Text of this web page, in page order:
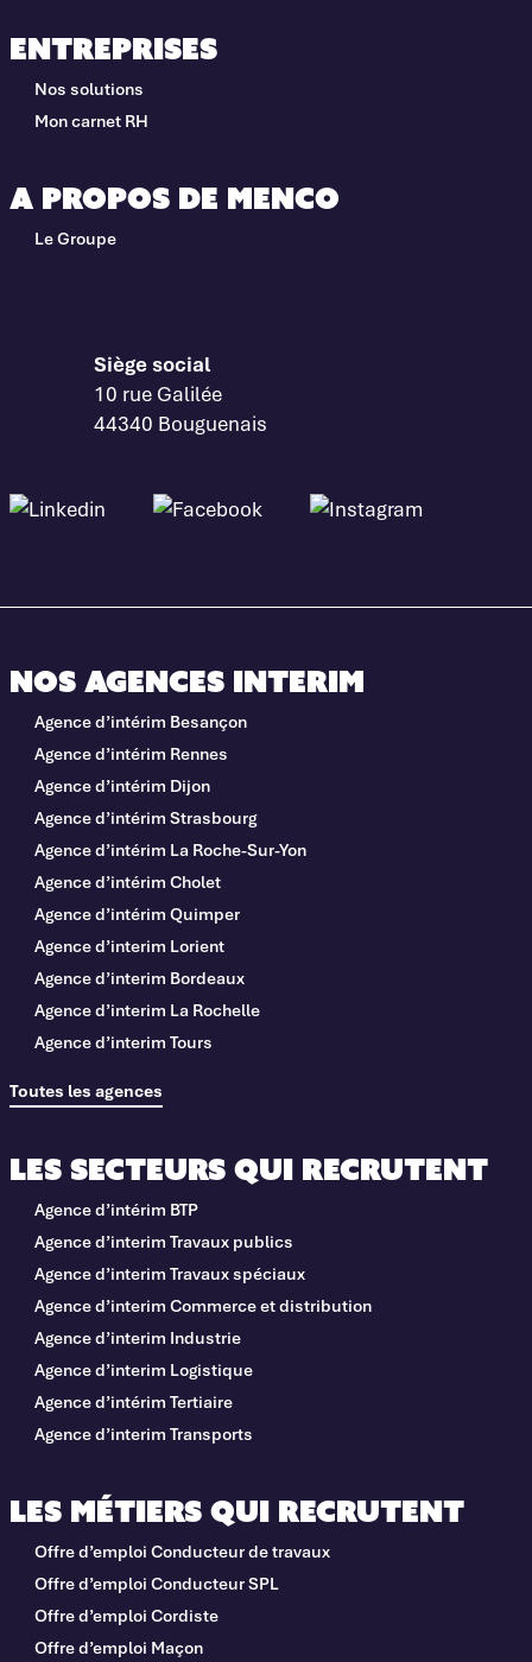
Entreprises
Nos solutions
Mon carnet RH
A propos de Menco
Le Groupe
Siège social
10 rue Galilée
44340 Bouguenais
Nos agences interim
Agence d’intérim Besançon
Agence d’intérim Rennes
Agence d’intérim Dijon
Agence d’intérim Strasbourg
Agence d’intérim La Roche-Sur-Yon
Agence d’intérim Cholet
Agence d’intérim Quimper
Agence d’interim Lorient
Agence d’interim Bordeaux
Agence d’interim La Rochelle
Agence d’interim Tours
Toutes les agences
Les métiers qui recrutent
Offre d’emploi Conducteur de travaux
Offre d’emploi Conducteur SPL
Offre d’emploi Cordiste
Offre d’emploi Maçon
Les secteurs qui recrutent
Agence d’intérim BTP
Agence d’interim Travaux publics
Agence d’interim Travaux spéciaux
Agence d’interim Commerce et distribution
Agence d’interim Industrie
Agence d’interim Logistique
Agence d’intérim Tertiaire
Agence d’interim Transports